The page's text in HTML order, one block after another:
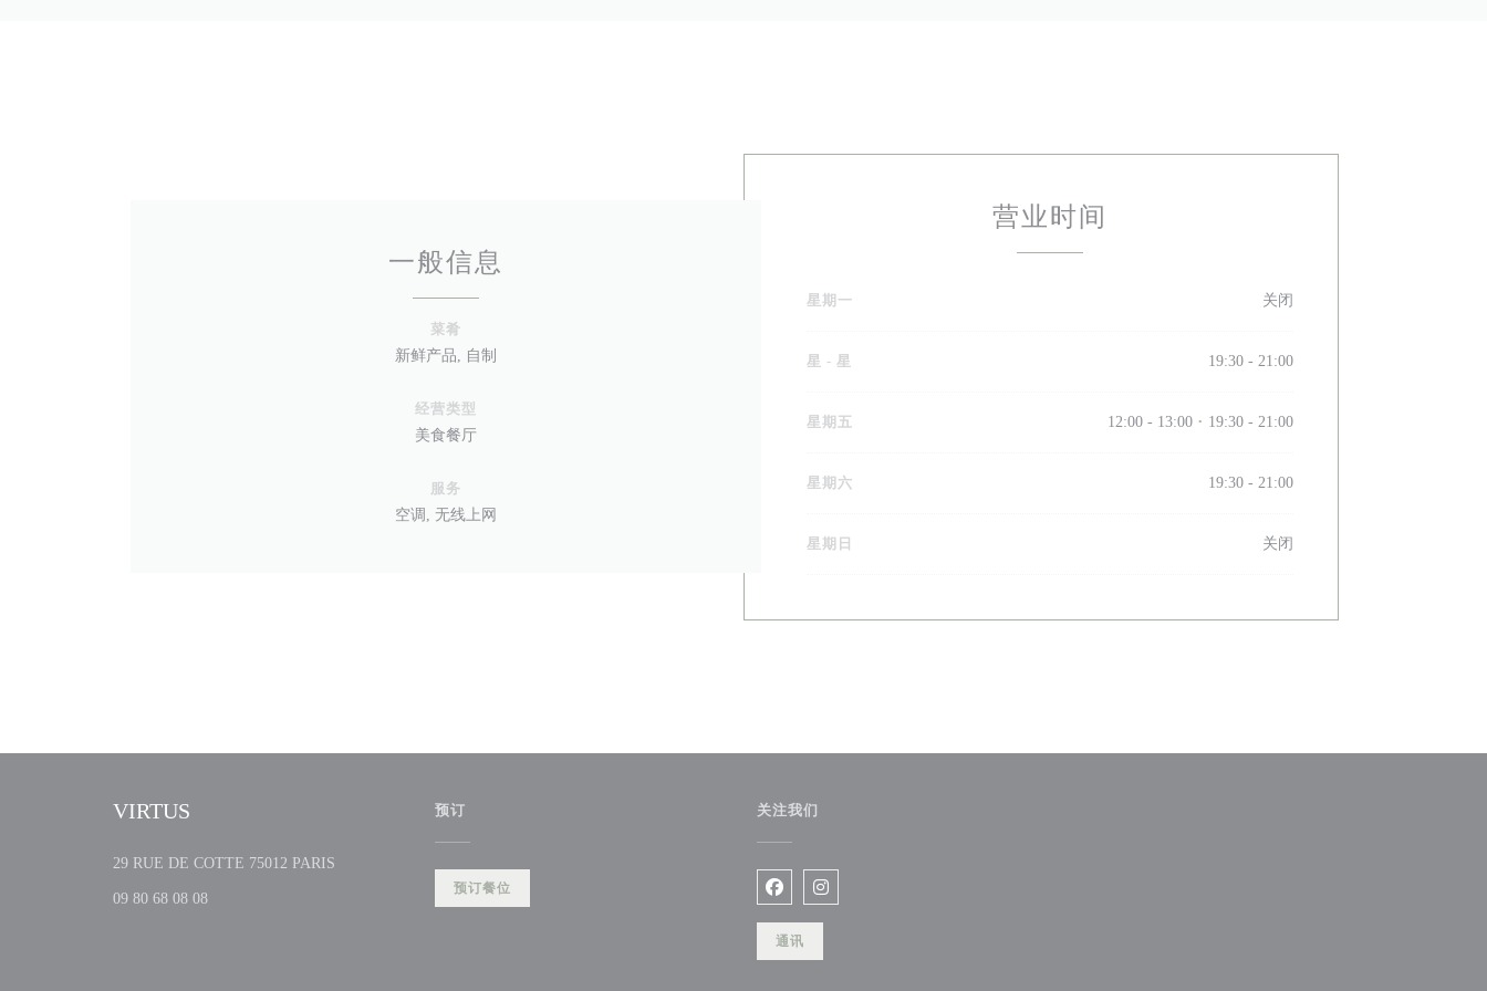
一般信息
菜肴
新鲜产品, 自制
经营类型
美食餐厅
服务
空调, 无线上网
营业时间
星期一 关闭
星 -星 19:30 - 21:00
星期五 12:00 - 13:00 • 19:30 - 21:00
星期六 19:30 - 21:00
星期日 关闭
VIRTUS
29 RUE DE COTTE 75012 PARIS
09 80 68 08 08
预订
预订餐位
关注我们
Facebook ((在新窗口中打开))
Instagram ((在新窗口中打开))
通讯